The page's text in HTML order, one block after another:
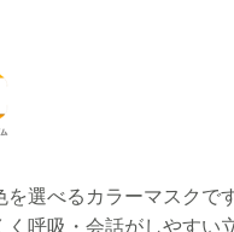
選べるカラーマスクです
呼吸・会話がしやすい